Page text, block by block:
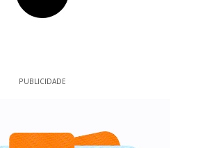
PUBLICIDADE